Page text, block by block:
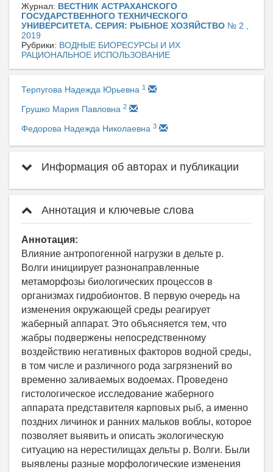
Журнал: ВЕСТНИК АСТРАХАНСКОГО
ГОСУДАРСТВЕННОГО ТЕХНИЧЕСКОГО
УНИВЕРСИТЕТА. СЕРИЯ: РЫБНОЕ ХОЗЯЙСТВО № 2 ,
2019
Рубрики: ВОДНЫЕ БИОРЕСУРСЫ И ИХ
РАЦИОНАЛЬНОЕ ИСПОЛЬЗОВАНИЕ
Терпугова Надежда Юрьевна 1
Грушко Мария Павловна 2
Федорова Надежда Николаевна 3
Информация об авторах и публикации
Аннотация и ключевые слова
Аннотация:
Влияние антропогенной нагрузки в дельте р.
Волги инициирует разнонаправленные
метаморфозы биологических процессов в
организмах гидробионтов. В первую очередь на
изменения окружающей среды реагирует
жаберный аппарат. Это объясняется тем, что
жабры подвержены непосредственному
воздействию негативных факторов водной среды,
в том числе и различного рода загрязнений во
временно заливаемых водоемах. Проведено
гистологическое исследование жаберного
аппарата представителя карповых рыб, а именно
поздних личинок и ранних мальков воблы, которое
позволяет выявить и описать экологическую
ситуацию на нерестилищах дельты р. Волги. Были
выявлены разные морфологические изменения